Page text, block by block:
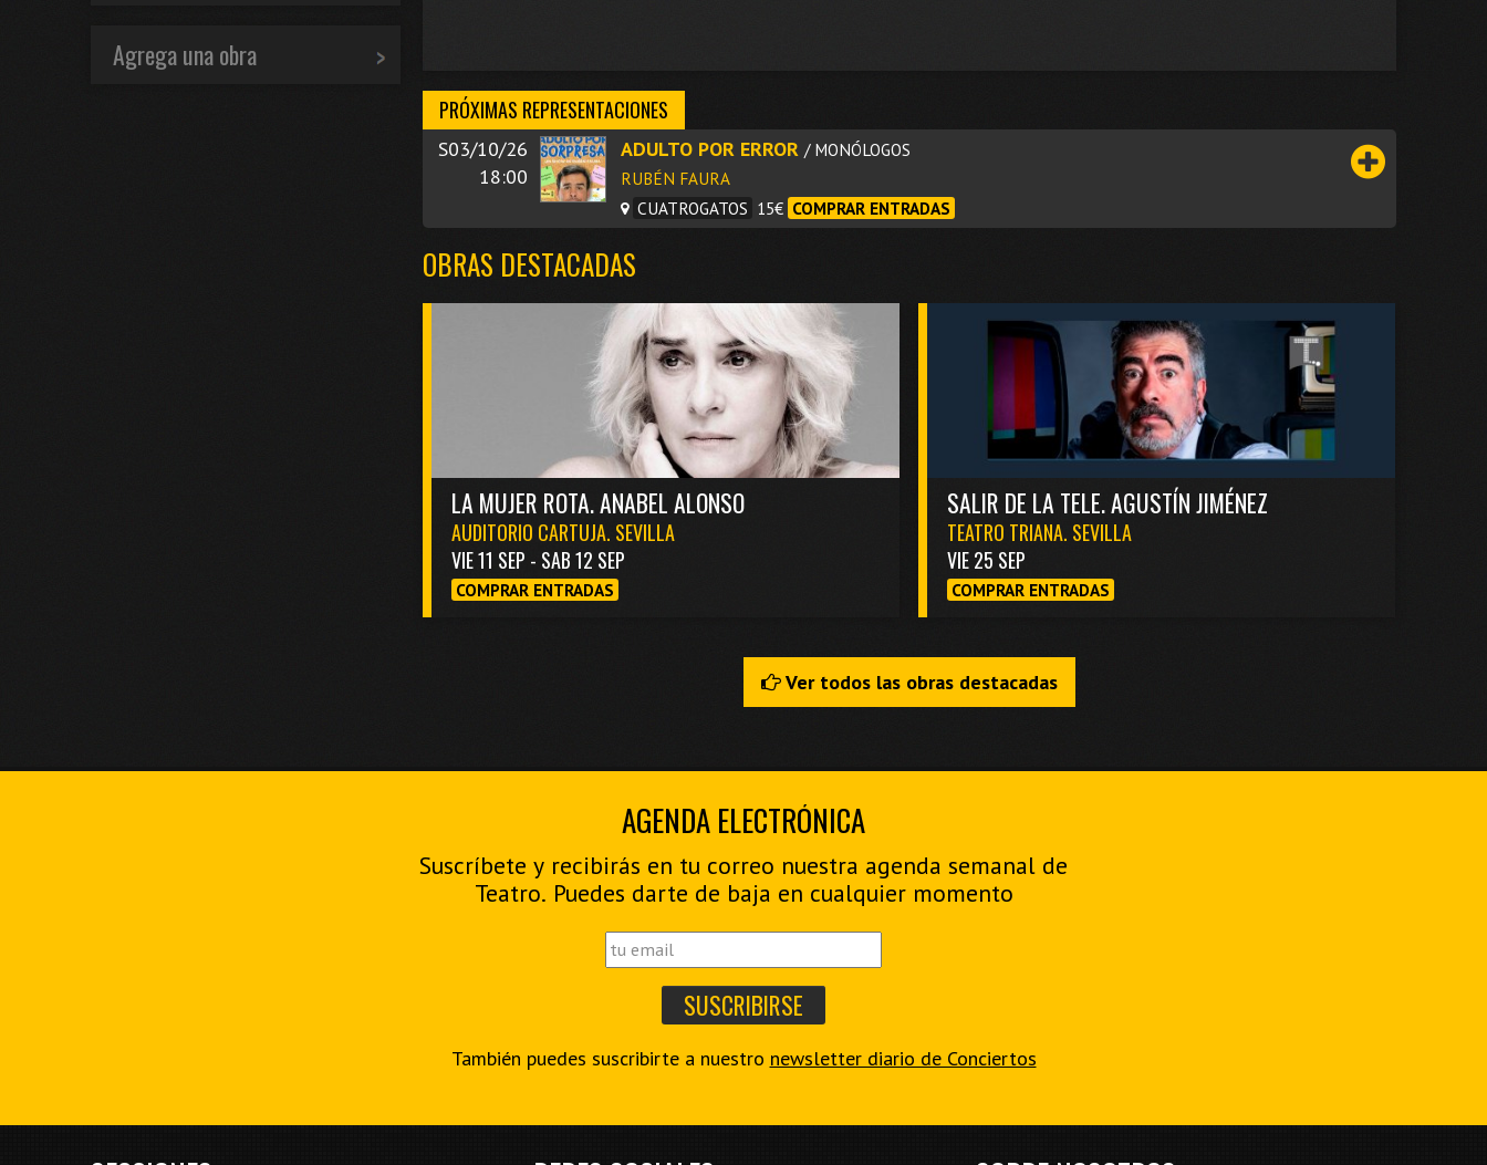
PRÓXIMAS REPRESENTACIONES
S03/10/26
18:00
ADULTO POR ERROR / MONÓLOGOS
RUBÉN FAURA
CUATROGATOS 15€ COMPRAR ENTRADAS
OBRAS DESTACADAS
LA MUJER ROTA. ANABEL ALONSO
AUDITORIO CARTUJA. SEVILLA
VIE 11 SEP - SAB 12 SEP
COMPRAR ENTRADAS
SALIR DE LA TELE. AGUSTÍN JIMÉNEZ
TEATRO TRIANA. SEVILLA
VIE 25 SEP
COMPRAR ENTRADAS
Ver todos las obras destacadas
Agrega una obra
AGENDA ELECTRÓNICA
Suscríbete y recibirás en tu correo nuestra agenda semanal de
Teatro. Puedes darte de baja en cualquier momento
También puedes suscribirte a nuestro newsletter diario de Conciertos